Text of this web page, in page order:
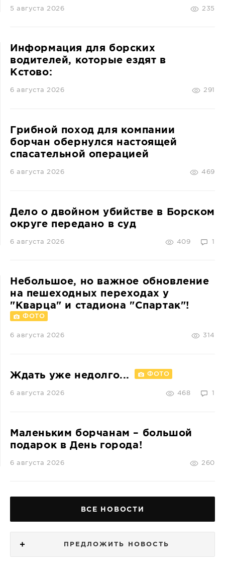
5 августа 2026 235
Информация для борских
водителей, которые ездят в
Кстово:
6 августа 2026 291
Грибной поход для компании
борчан обернулся настоящей
спасательной операцией
6 августа 2026 469
Дело о двойном убийстве в Борском
округе передано в суд
6 августа 2026 409 1
Небольшое, но важное обновление
на пешеходных переходах у
"Кварца" и стадиона "Спартак"!
ФОТО
6 августа 2026 314
Ждать уже недолго... ФОТО
6 августа 2026 468 1
Маленьким борчанам – большой
подарок в День города!
6 августа 2026 260
ВСЕ НОВОСТИ
ПРЕДЛОЖИТЬ НОВОСТЬ